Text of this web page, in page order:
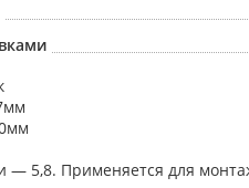
— 5,8. Применяется для